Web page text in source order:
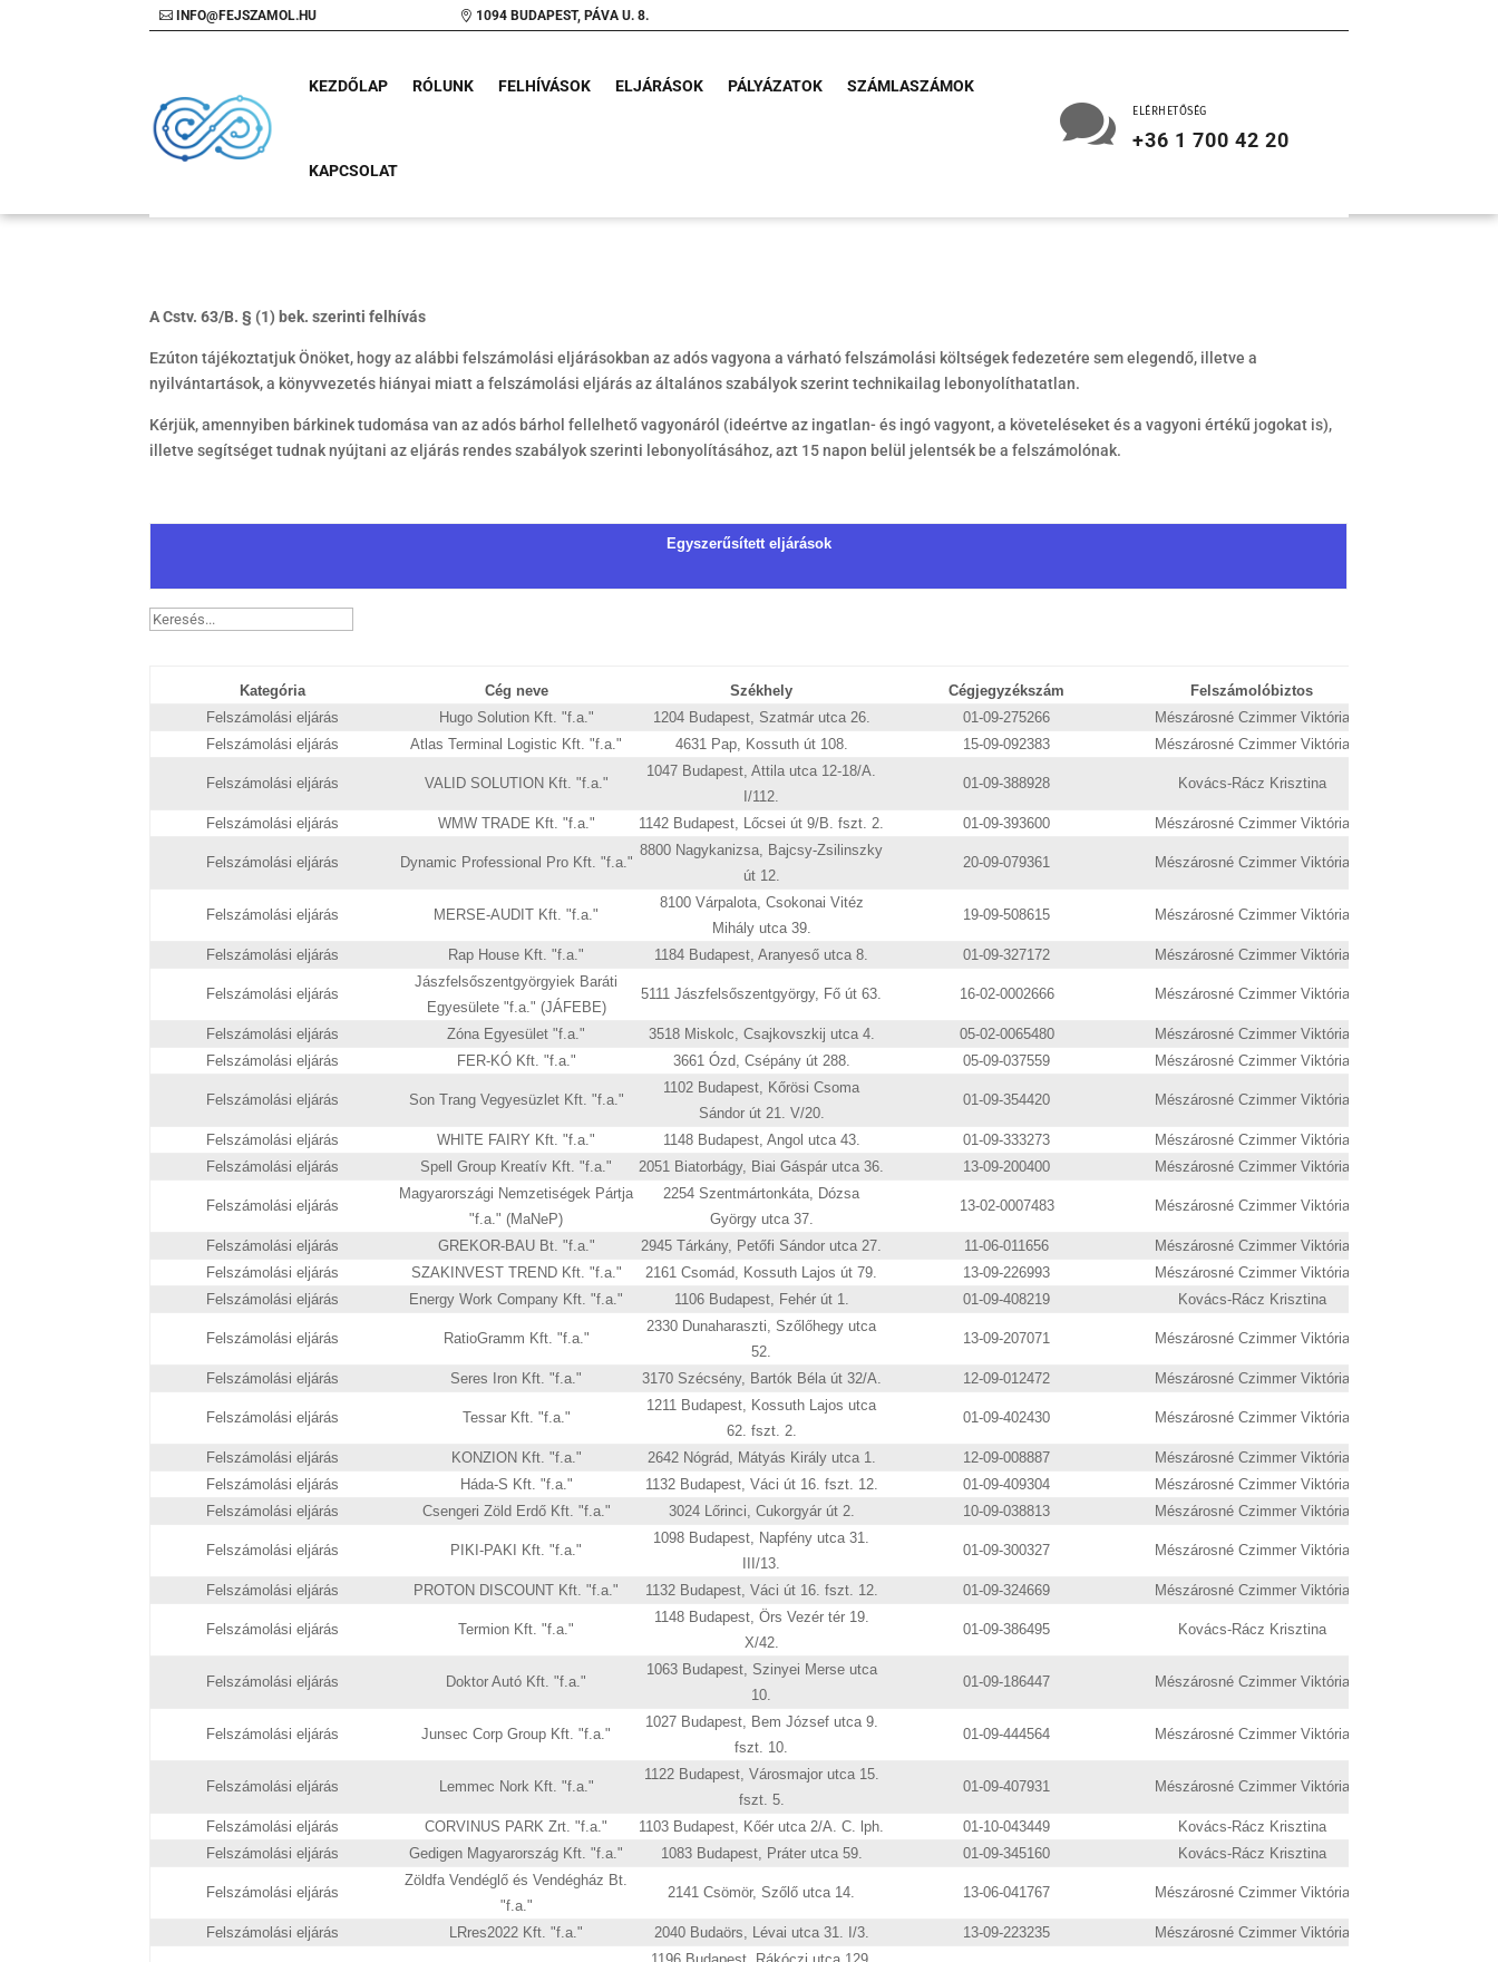
INFO@FEJSZAMOL.HU 1094 BUDAPEST, PÁVA U. 8.
KEZDŐLAP RÓLUNK FELHÍVÁSOK ELJÁRÁSOK PÁLYÁZATOK SZÁMLASZÁMOK
KAPCSOLAT
 ELÉRHETŐSÉG
+36 1 700 42 20
A Cstv. 63/B. § (1) bek. szerinti felhívás
Ezúton tájékoztatjuk Önöket, hogy az alábbi felszámolási eljárásokban az adós vagyona a várható felszámolási költségek fedezetére sem elegendő, illetve a
nyilvántartások, a könyvvezetés hiányai miatt a felszámolási eljárás az általános szabályok szerint technikailag lebonyolíthatatlan.
Kérjük, amennyiben bárkinek tudomása van az adós bárhol fellelhető vagyonáról (ideértve az ingatlan- és ingó vagyont, a követeléseket és a vagyoni értékű jogokat is),
illetve segítséget tudnak nyújtani az eljárás rendes szabályok szerinti lebonyolításához, azt 15 napon belül jelentsék be a felszámolónak.
Egyszerűsített eljárások
Kategória Cég neve Székhely Cégjegyzékszám Felszámolóbiztos
Felszámolási eljárás
Hugo Solution Kft. "f.a." 1204 Budapest, Szatmár utca 26. 01-09-275266
Mészárosné Czimmer Viktória
Felszámolási eljárás
Atlas Terminal Logistic Kft. "f.a." 4631 Pap, Kossuth út 108. 15-09-092383 Mészárosné Czimmer Viktória
Felszámolási eljárás VALID SOLUTION Kft. "f.a."
1047 Budapest, Attila utca 12-18/A.
I/112.
01-09-388928 Kovács-Rácz Krisztina
Felszámolási eljárás WMW TRADE Kft. "f.a." 1142 Budapest, Lőcsei út 9/B. fszt. 2. 01-09-393600 Mészárosné Czimmer Viktória
Felszámolási eljárás Dynamic Professional Pro Kft. "f.a."
8800 Nagykanizsa, Bajcsy-Zsilinszky
út 12.
20-09-079361 Mészárosné Czimmer Viktória
Felszámolási eljárás MERSE-AUDIT Kft. "f.a."
8100 Várpalota, Csokonai Vitéz
Mihály utca 39.
19-09-508615 Mészárosné Czimmer Viktória
Felszámolási eljárás Rap House Kft. "f.a." 1184 Budapest, Aranyeső utca 8. 01-09-327172 Mészárosné Czimmer Viktória
Felszámolási eljárás
Jászfelsőszentgyörgyiek Baráti
Egyesülete "f.a." (JÁFEBE)
5111 Jászfelsőszentgyörgy, Fő út 63. 16-02-0002666 Mészárosné Czimmer Viktória
Felszámolási eljárás Zóna Egyesület "f.a." 3518 Miskolc, Csajkovszkij utca 4. 05-02-0065480
Mészárosné Czimmer Viktória
Felszámolási eljárás
FER-KÓ Kft. "f.a." 3661 Ózd, Csépány út 288. 05-09-037559 Mészárosné Czimmer Viktória
Felszámolási eljárás Son Trang Vegyesüzlet Kft. "f.a."
1102 Budapest, Kőrösi Csoma
Sándor út 21. V/20.
01-09-354420 Mészárosné Czimmer Viktória
Felszámolási eljárás WHITE FAIRY Kft. "f.a." 1148 Budapest, Angol utca 43. 01-09-333273
Mészárosné Czimmer Viktória
Felszámolási eljárás
Spell Group Kreatív Kft. "f.a." 2051 Biatorbágy, Biai Gáspár utca 36. 13-09-200400 Mészárosné Czimmer Viktória
Felszámolási eljárás
Magyarországi Nemzetiségek Pártja
"f.a." (MaNeP)
2254 Szentmártonkáta, Dózsa
György utca 37.
13-02-0007483 Mészárosné Czimmer Viktória
Felszámolási eljárás GREKOR-BAU Bt. "f.a." 2945 Tárkány, Petőfi Sándor utca 27. 11-06-011656
Mészárosné Czimmer Viktória
Felszámolási eljárás
SZAKINVEST TREND Kft. "f.a." 2161 Csomád, Kossuth Lajos út 79. 13-09-226993
Mészárosné Czimmer Viktória
Felszámolási eljárás
Energy Work Company Kft. "f.a." 1106 Budapest, Fehér út 1. 01-09-408219 Kovács-Rácz Krisztina
Felszámolási eljárás RatioGramm Kft. "f.a."
2330 Dunaharaszti, Szőlőhegy utca
52.
13-09-207071 Mészárosné Czimmer Viktória
Felszámolási eljárás Seres Iron Kft. "f.a." 3170 Szécsény, Bartók Béla út 32/A. 12-09-012472 Mészárosné Czimmer Viktória
Felszámolási eljárás Tessar Kft. "f.a."
1211 Budapest, Kossuth Lajos utca
62. fszt. 2.
01-09-402430 Mészárosné Czimmer Viktória
Felszámolási eljárás KONZION Kft. "f.a." 2642 Nógrád, Mátyás Király utca 1. 12-09-008887
Mészárosné Czimmer Viktória
Felszámolási eljárás
Háda-S Kft. "f.a." 1132 Budapest, Váci út 16. fszt. 12. 01-09-409304
Mészárosné Czimmer Viktória
Felszámolási eljárás
Csengeri Zöld Erdő Kft. "f.a." 3024 Lőrinci, Cukorgyár út 2. 10-09-038813 Mészárosné Czimmer Viktória
Felszámolási eljárás PIKI-PAKI Kft. "f.a."
1098 Budapest, Napfény utca 31.
III/13.
01-09-300327 Mészárosné Czimmer Viktória
Felszámolási eljárás PROTON DISCOUNT Kft. "f.a." 1132 Budapest, Váci út 16. fszt. 12. 01-09-324669 Mészárosné Czimmer Viktória
Felszámolási eljárás Termion Kft. "f.a."
1148 Budapest, Örs Vezér tér 19.
X/42.
01-09-386495 Kovács-Rácz Krisztina
Felszámolási eljárás Doktor Autó Kft. "f.a."
1063 Budapest, Szinyei Merse utca
10.
01-09-186447 Mészárosné Czimmer Viktória
Felszámolási eljárás Junsec Corp Group Kft. "f.a."
1027 Budapest, Bem József utca 9.
fszt. 10.
01-09-444564 Mészárosné Czimmer Viktória
Felszámolási eljárás Lemmec Nork Kft. "f.a."
1122 Budapest, Városmajor utca 15.
fszt. 5.
01-09-407931 Mészárosné Czimmer Viktória
Felszámolási eljárás CORVINUS PARK Zrt. "f.a." 1103 Budapest, Kőér utca 2/A. C. lph. 01-10-043449
Kovács-Rácz Krisztina
Felszámolási eljárás
Gedigen Magyarország Kft. "f.a." 1083 Budapest, Práter utca 59. 01-09-345160 Kovács-Rácz Krisztina
Felszámolási eljárás
Zöldfa Vendéglő és Vendégház Bt.
"f.a."
2141 Csömör, Szőlő utca 14. 13-06-041767 Mészárosné Czimmer Viktória
Felszámolási eljárás LRres2022 Kft. "f.a." 2040 Budaörs, Lévai utca 31. I/3. 13-09-223235 Mészárosné Czimmer Viktória